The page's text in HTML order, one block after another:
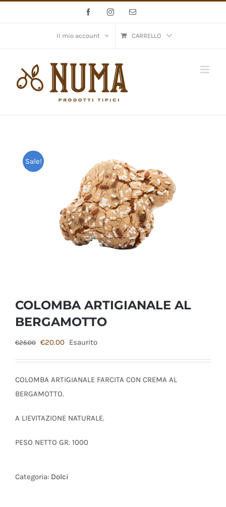
FacebookInstagramEmail
Il mio account CARRELLO
Sale!
COLOMBA ARTIGIANALE AL
BERGAMOTTO
€25.00 Il
era:
€25.00.
€20.00Il
è:
Esaurito
COLOMBA ARTIGIANALE FARCITA CON CREMA AL
BERGAMOTTO.
A LIEVITAZIONE NATURALE.
PESO NETTO GR. 1000
Categoria: Dolci